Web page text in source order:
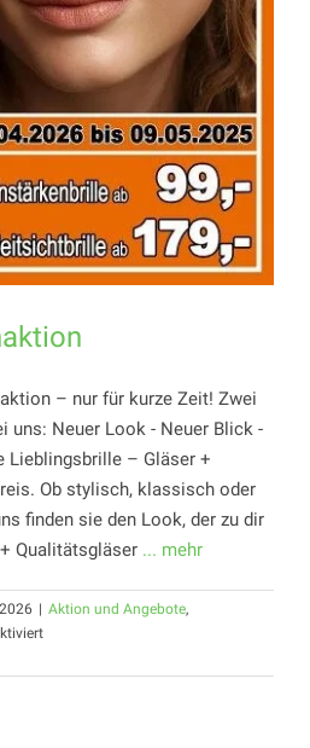
– nur für kurze Zeit! Zwei
uns: Neuer Look - Neuer Blick -
Lieblingsbrille – Gläser +
Ob stylisch, klassisch oder
finden sie den Look, der zu dir
Qualitätsgläser ... mehr
| Aktion und Angebote,
für